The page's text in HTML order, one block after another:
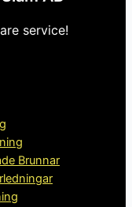
service!
Brunnar